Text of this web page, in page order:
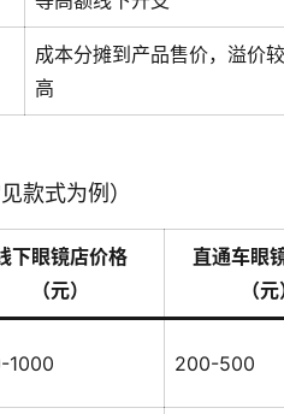
成本分摊到产品售价，溢价较
高
款式为例）
下眼镜店价格
（元）
直通车眼
（元
1000 200-500